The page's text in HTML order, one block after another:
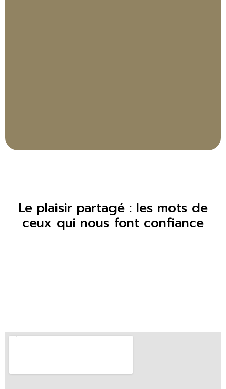
Le plaisir partagé : les mots de
ceux qui nous font confiance